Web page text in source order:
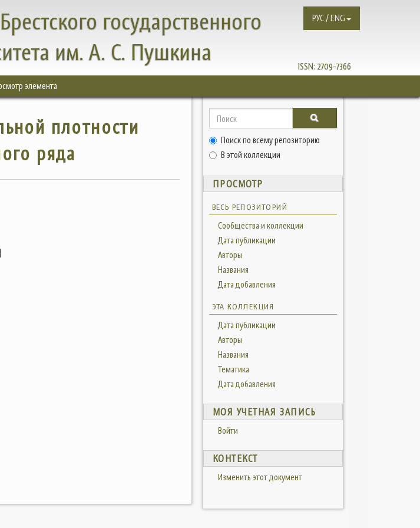
государственного
им. А. С. Пушкина
ISSN: 2709-7366
РУС / ENG
элемента
плотности
ряда
Поиск по всему репозиторию
В этой коллекции
ПРОСМОТР
ВЕСЬ РЕПОЗИТОРИЙ
Сообщества и коллекции
Дата публикации
Авторы
Названия
Дата добавления
ЭТА КОЛЛЕКЦИЯ
Дата публикации
Авторы
Названия
Тематика
Дата добавления
МОЯ УЧЕТНАЯ ЗАПИСЬ
Войти
КОНТЕКСТ
Изменить этот документ